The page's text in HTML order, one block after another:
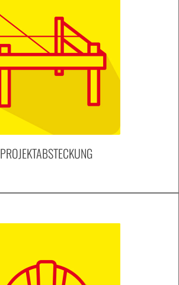
PROJEKTABSTECKUNG